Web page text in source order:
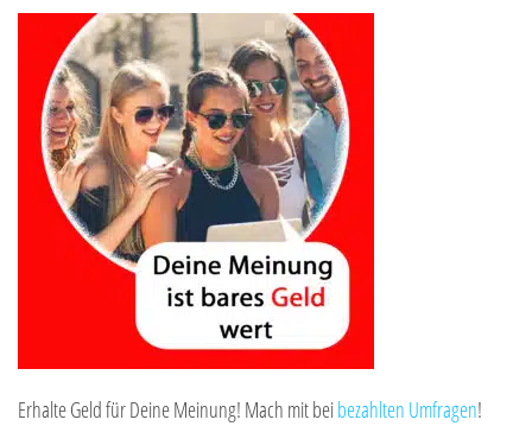
Erhalte Geld für Deine Meinung! Mach mit beibezahlten Umfragen!